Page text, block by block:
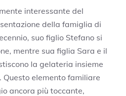
interessante del
della famiglia di
suo figlio Stefano si
mentre sua figlia Sara e il
la gelateria insieme
elemento familiare
ancora più toccante,